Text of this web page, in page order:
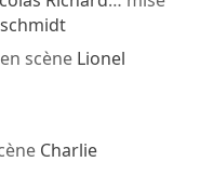
scène Lionel
Charlie